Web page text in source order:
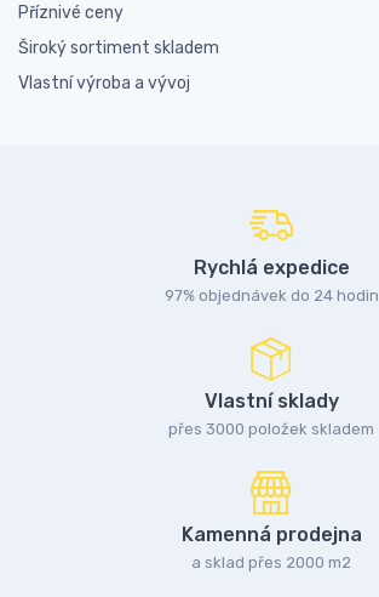
Příznivé ceny
Široký sortiment skladem
Vlastní výroba a vývoj
Rychlá expedice
97% objednávek do 24 hodin
Vlastní sklady
přes 3000 položek skladem
Kamenná prodejna
a sklad přes 2000 m2